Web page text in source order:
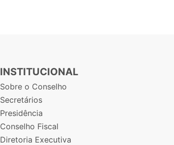
INSTITUCIONAL
Sobre o Conselho
Secretários
Presidência
Conselho Fiscal
Diretoria Executiva